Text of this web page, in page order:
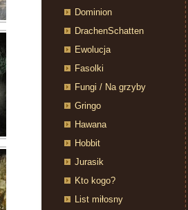
Dominion
DrachenSchatten
Ewolucja
Fasolki
Fungi / Na grzyby
Gringo
Hawana
Hobbit
Jurasik
Kto kogo?
List miłosny